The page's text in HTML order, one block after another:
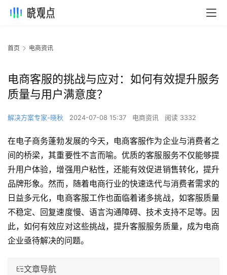
首页 电商资讯
电商客服的挑战与应对：如何有效提升服务
质量与用户满意度？
解决方案专家-晓秋 2024-07-08 15:37 电商资讯 阅读 3332
在电子商务蓬勃发展的今天，电商客服作为企业与消费者之
间的桥梁，其重要性不言而喻。优质的客服服务不仅能够提
升用户体验，增强用户粘性，还能有效促进销售转化，提升
品牌形象。然而，随着电商行业的快速迭代与消费者需求的
日益多元化，电商客服工作也面临着诸多挑战，如客服质量
不稳定、回复速度慢、语言沟通障碍、技术支持不足等。因
此，如何有效应对这些挑战，提升客服服务质量，成为电商
企业亟待解决的问题。
文章导航